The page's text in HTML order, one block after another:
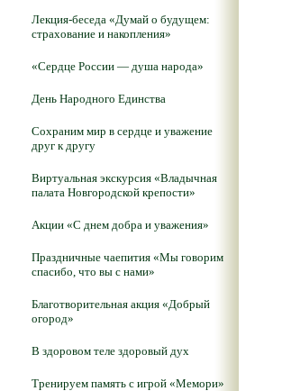
Лекция-беседа «Думай о будущем:
страхование и накопления»
«Сердце России — душа народа»
День Народного Единства
Сохраним мир в сердце и уважение
друг к другу
Виртуальная экскурсия «Владычная
палата Новгородской крепости»
Акции «С днем добра и уважения»
Праздничные чаепития «Мы говорим
спасибо, что вы с нами»
Благотворительная акция «Добрый
огород»
В здоровом теле здоровый дух
Тренируем память с игрой «Мемори»